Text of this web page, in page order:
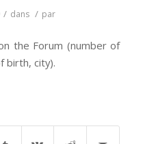
/ dans / par
the Forum (number of
birth, city).